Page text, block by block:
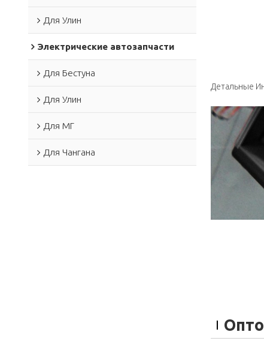
Для Улин
Электрические автозапчасти
Для Бестуна
Для Улин
Для МГ
Для Чангана
Детальные